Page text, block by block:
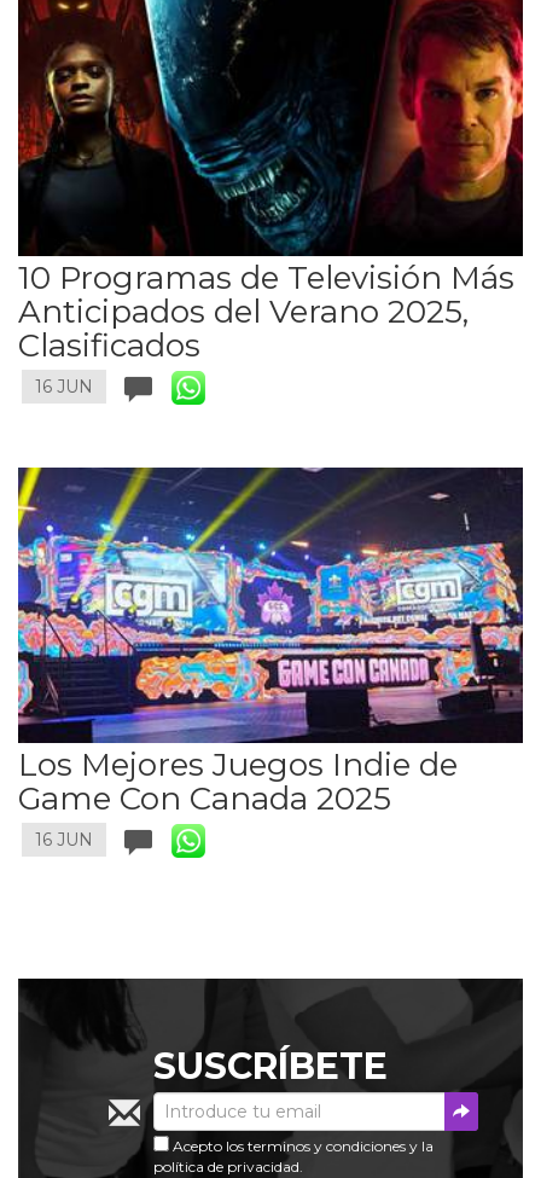
10 Programas de Televisión Más
Anticipados del Verano 2025,
Clasificados
16 JUN
Los Mejores Juegos Indie de
Game Con Canada 2025
16 JUN
SUSCRÍBETE
Acepto los terminos y condiciones y la
política de privacidad.